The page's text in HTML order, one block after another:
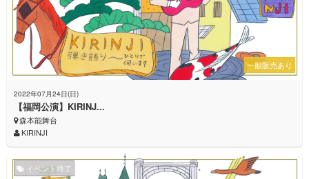
一般販売あり
2022年07月24日(日)
【福岡公演】KIRINJ...
森本能舞台
KIRINJI
イベント終了